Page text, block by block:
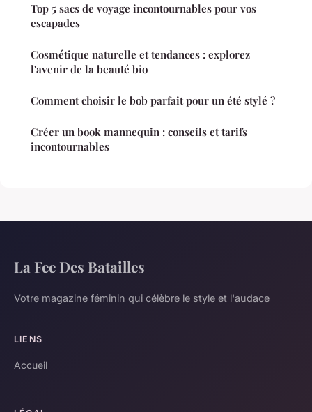
Top 5 sacs de voyage incontournables pour vos
escapades
Cosmétique naturelle et tendances : explorez
l'avenir de la beauté bio
Comment choisir le bob parfait pour un été stylé ?
Créer un book mannequin : conseils et tarifs
incontournables
La Fee Des Batailles
Votre magazine féminin qui célèbre le style et l'audace
LIENS
Accueil